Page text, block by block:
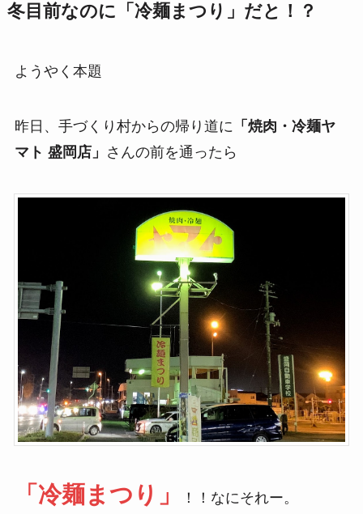
冬目前なのに「冷麺まつり」だと！？
ようやく本題
昨日、手づくり村からの帰り道に 「焼肉・冷麺ヤ
マト 盛岡店」 さんの前を通ったら
「冷麺まつり」 ！！なにそれー。